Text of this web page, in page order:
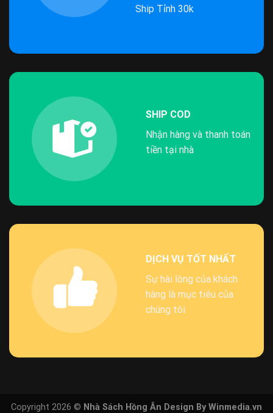
Ship Tỉnh 30k
SHIP COD
Nhận hàng và thanh toán
tiền tại nhà
DỊCH VỤ TỐT NHẤT
Sự hài lòng của khách
hàng là mục tiêu của
chúng tôi
Copyright 2026 © Nhà Sách Hồng Ân Design By Winmedia.vn